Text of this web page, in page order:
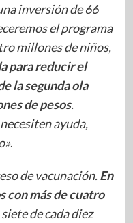
inversión de 66
el programa
millones de niños,
para reducir el
la segunda ola
de pesos.
ayuda,
.
de vacunación.En
con más de cuatro
de cada diez